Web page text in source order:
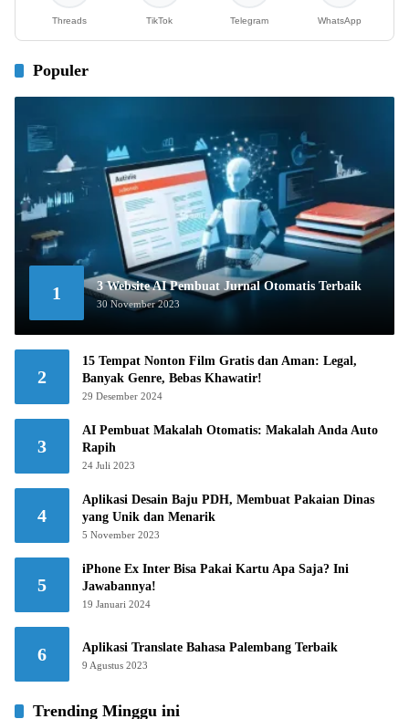
Threads TikTok Telegram WhatsApp
Populer
1 3 Website AI Pembuat Jurnal Otomatis Terbaik
30 November 2023
2
15 Tempat Nonton Film Gratis dan Aman: Legal,
Banyak Genre, Bebas Khawatir!
29 Desember 2024
3
AI Pembuat Makalah Otomatis: Makalah Anda Auto
Rapih
24 Juli 2023
4
Aplikasi Desain Baju PDH, Membuat Pakaian Dinas
yang Unik dan Menarik
5 November 2023
5
iPhone Ex Inter Bisa Pakai Kartu Apa Saja? Ini
Jawabannya!
19 Januari 2024
6 Aplikasi Translate Bahasa Palembang Terbaik
9 Agustus 2023
Trending Minggu ini